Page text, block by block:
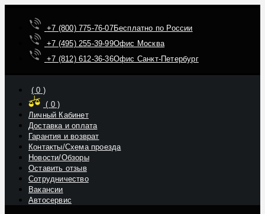
+7 (800) 775-76-07Бесплатно по России
+7 (495) 255-39-99Офис Москва
+7 (812) 612-36-36Офис Санкт-Петербург
(0 )
( 0)
Личный Кабинет
Доставка и оплата
Гарантия и возврат
Контакты/Схема проезда
Новости/Обзоры
Оставить отзыв
Сотрудничество
Вакансии
Автосервис